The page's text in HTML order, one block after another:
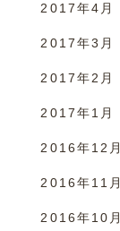
2017年4月
2017年3月
2017年2月
2017年1月
2016年12月
2016年11月
2016年10月